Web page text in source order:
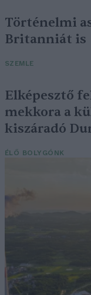
Történelmi
Britanniát is
SZEMLE
Elképesztő
mekkora a
kiszáradó
ÉLŐ BOLYGÓNK